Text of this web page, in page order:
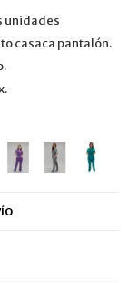
unidades
casaca pantalón.